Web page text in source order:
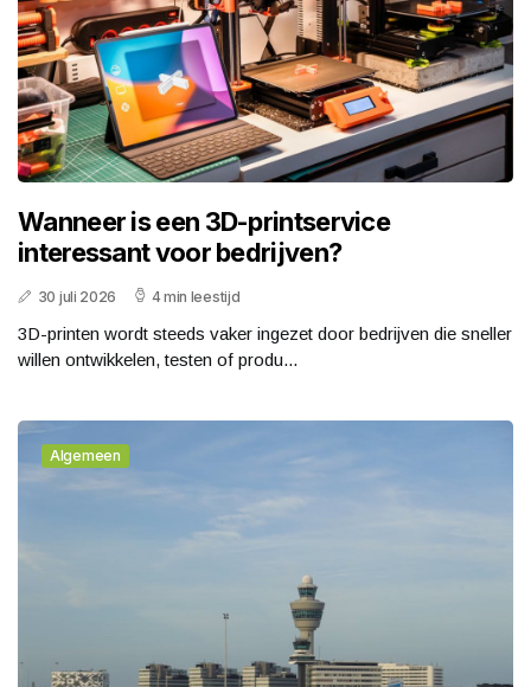
Wanneer is een 3D-printservice
interessant voor bedrijven?
30 juli 2026 4 min leestijd
3D-printen wordt steeds vaker ingezet door bedrijven die sneller
willen ontwikkelen, testen of produ...
Algemeen